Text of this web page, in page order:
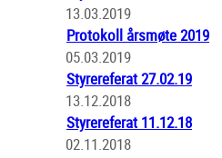
13.03.2019
Protokoll årsmøte 2019
05.03.2019
Styrereferat 27.02.19
13.12.2018
Styrereferat 11.12.18
02.11.2018